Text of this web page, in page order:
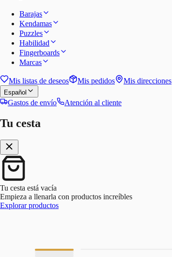
Barajas
Kendamas
Puzzles
Habilidad
Fingerboards
Marcas
Mis listas de deseos Mis pedidos Mis direcciones
Español
Gastos de envío Atención al cliente
Tu cesta
Tu cesta está vacía
Empieza a llenarla con productos increíbles
Explorar productos